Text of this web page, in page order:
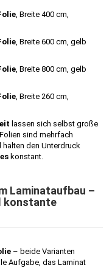
, Breite 400 cm,
, Breite 600 cm, gelb
, Breite 800 cm, gelb
, Breite 260 cm,
lassen sich selbst große
sind mehrfach
halten den Unterdruck
konstant.
Laminataufbau –
konstante
– beide Varianten
Aufgabe, das Laminat